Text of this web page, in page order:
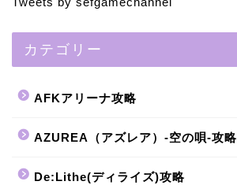
カテゴリー
AFKアリーナ攻略
AZUREA（アズレア）-空の唄-攻略
De:Lithe(ディライズ)攻略